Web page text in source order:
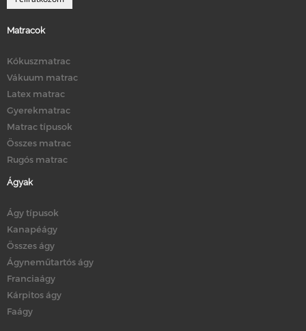
Matracok
Kókuszmatrac
Vákuum matrac
Latex matrac
Gyerekmatrac
Matrac típusok
Összes matrac
Rugós matrac
Ágyak
Ágy típusok
Kanapéágy
Összes ágy
Ágyneműtartós ágy
Franciaágy
Kárpitos ágy
Faágy